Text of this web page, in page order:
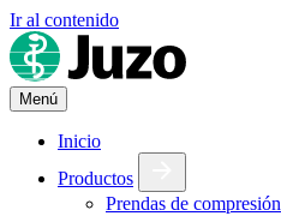
Ir al contenido
Menú
Inicio
Productos
Prendas de compresión